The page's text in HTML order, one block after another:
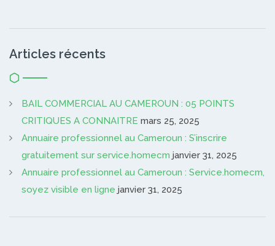
Articles récents
BAIL COMMERCIAL AU CAMEROUN : 05 POINTS
CRITIQUES A CONNAITRE mars 25, 2025
Annuaire professionnel au Cameroun : S’inscrire
gratuitement sur service.homecm janvier 31, 2025
Annuaire professionnel au Cameroun : Service.homecm,
soyez visible en ligne janvier 31, 2025